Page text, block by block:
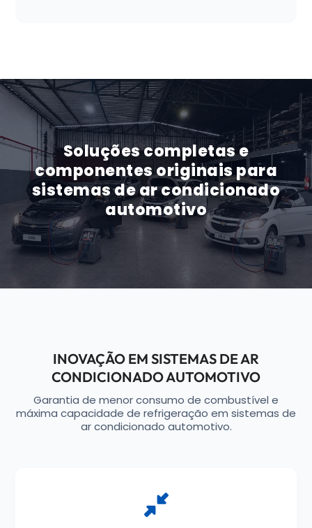
Soluções completas e
componentes originais para
sistemas de ar condicionado
automotivo
INOVAÇÃO EM SISTEMAS DE AR
CONDICIONADO AUTOMOTIVO
Garantia de menor consumo de combustível e
máxima capacidade de refrigeração em sistemas de
ar condicionado automotivo.